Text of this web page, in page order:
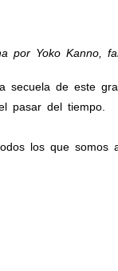
por Yoko Kanno,
de este
pasar del tiempo.
los que